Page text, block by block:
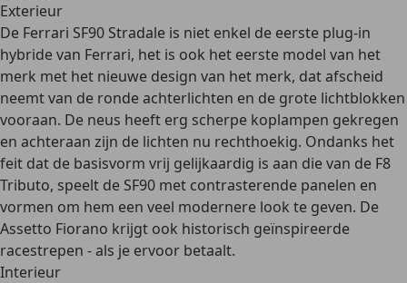
Exterieur
De Ferrari SF90 Stradale is niet enkel de eerste plug-in
hybride van Ferrari, het is ook het eerste model van het
merk met het nieuwe design van het merk, dat afscheid
neemt van de ronde achterlichten en de grote lichtblokken
vooraan. De neus heeft erg scherpe koplampen gekregen
en achteraan zijn de lichten nu rechthoekig. Ondanks het
feit dat de basisvorm vrij gelijkaardig is aan die van de F8
Tributo, speelt de SF90 met contrasterende panelen en
vormen om hem een veel modernere look te geven. De
Assetto Fiorano krijgt ook historisch geïnspireerde
racestrepen - als je ervoor betaalt.
Interieur